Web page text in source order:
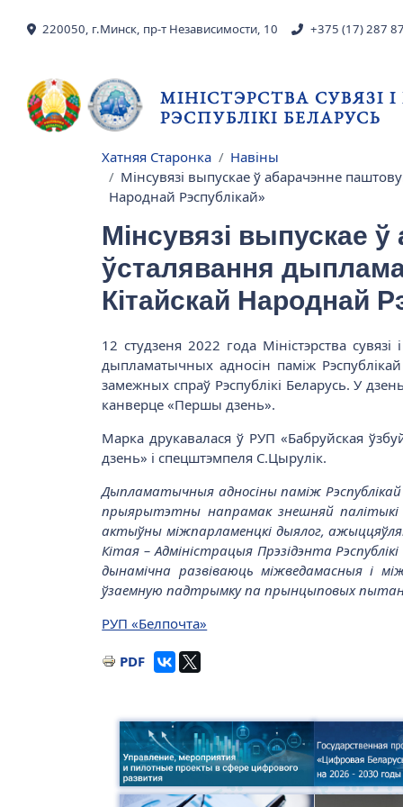
220050, г.Минск, пр-т Независимости, 10 +375 (17) 287
МІНІСТЭРСТВА СУВЯЗІ
РЭСПУБЛІКІ БЕЛАРУСЬ
Breadcrumb
Хатняя Старонка
Навіны
Мінсувязі выпускае ў абарачэнне
Народнай Рэспублікай»
Мінсувязі выпускае
ўсталявання
Кітайскай Народнай
12 студзеня 2022 года Міністэрства
дыпламатычных адносін паміж
замежных спраў Рэспублікі Беларусь. У
канверце «Першы дзень».
Марка друкавалася ў РУП «Бабруйская
дзень» і спецштэмпеля С.Цырулік.
Дыпламатычныя адносіны паміж Рэспублікай
прыярытэтны напрамак знешняй палітыкі
актыўны міжпарламенцкі дыялог,
Кітая – Адміністрацыя Прэзідэнта
дынамічна развіваюць міжведамасныя і
ўзаемную падтрымку па прынцыповых
РУП «Белпочта»
PDF